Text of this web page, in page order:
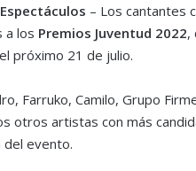
– Los cantantes
a los Premios Juventud 2022,
el próximo 21 de julio.
Farruko, Camilo, Grupo
otros artistas con más
del evento.